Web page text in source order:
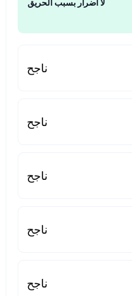
ناجح
ناجح
ناجح
ناجح
ناجح